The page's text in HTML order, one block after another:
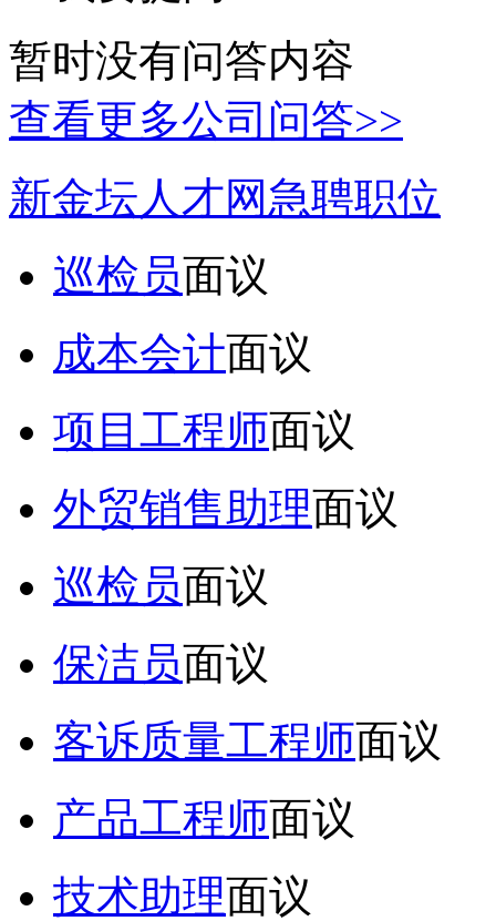
暂时没有问答内容
查看更多公司问答>>
新金坛人才网急聘职位
巡检员面议
成本会计面议
项目工程师面议
外贸销售助理面议
巡检员面议
保洁员面议
客诉质量工程师面议
产品工程师面议
技术助理面议